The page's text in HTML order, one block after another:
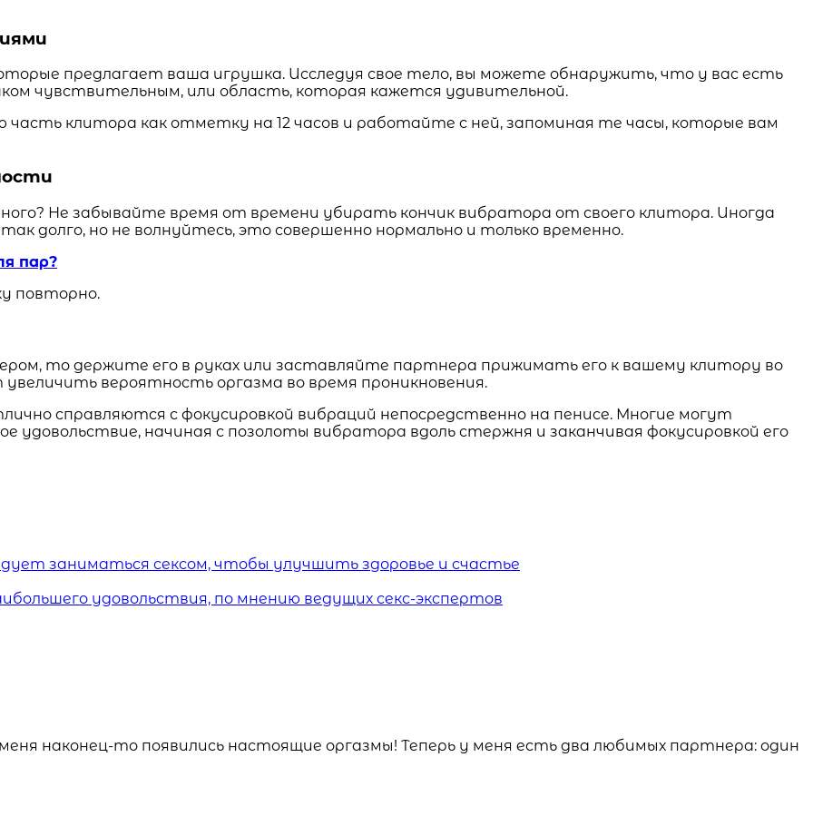
предлагает ваша игрушка. Исследуя свое тело, вы можете обнаружить, что у вас есть
чувствительным, или область, которая кажется удивительной.
клитора как отметку на 12 часов и работайте с ней, запоминая те часы, которые вам
Не забывайте время от времени убирать кончик вибратора от своего клитора. Иногда
долго, но не волнуйтесь, это совершенно нормально и только временно.
пар?
повторно.
то держите его в руках или заставляйте партнера прижимать его к вашему клитору во
вероятность оргазма во время проникновения.
справляются с фокусировкой вибраций непосредственно на пенисе. Многие могут
удовольствие, начиная с позолоты вибратора вдоль стержня и заканчивая фокусировкой его
заниматься сексом, чтобы улучшить здоровье и счастье
удовольствия, по мнению ведущих секс-экспертов
наконец-то появились настоящие оргазмы! Теперь у меня есть два любимых партнера: один